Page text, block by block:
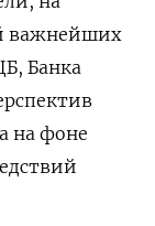
важнейших
Банка
на фоне